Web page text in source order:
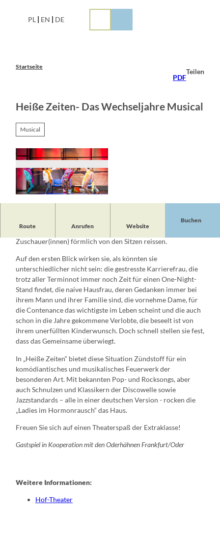
PL EN DE
Startseite
PDF
Teilen
Heiße Zeiten- Das Wechseljahre Musical
Musical
Route Anrufen Website
Buchen
Vier Damen werden in dieser Musical- Comedy die
Zuschauer(innen) förmlich von den Sitzen reissen.
Auf den ersten Blick wirken sie, als könnten sie
unterschiedlicher nicht sein: die gestresste Karrierefrau, die
trotz aller Terminnot immer noch Zeit für einen One-Night-
Stand findet, die naive Hausfrau, deren Gedanken immer bei
ihrem Mann und ihrer Familie sind, die vornehme Dame, für
die Contenance das wichtigste im Leben scheint und die auch
schon in die Jahre gekommene Verlobte, die beseelt ist von
ihrem unerfüllten Kinderwunsch. Doch schnell stellen sie fest,
dass das Gemeinsame überwiegt.
In „Heiße Zeiten“ bietet diese Situation Zündstoff für ein
komödiantisches und musikalisches Feuerwerk der
besonderen Art. Mit bekannten Pop- und Rocksongs, aber
auch Schnulzen und Klassikern der Discowelle sowie
Jazzstandards – alle in einer deutschen Version - rocken die
„Ladies im Hormonrausch“ das Haus.
Freuen Sie sich auf einen Theaterspaß der Extraklasse!
Gastspiel in Kooperation mit den Oderhähnen Frankfurt/Oder
Weitere Informationen:
Hof-Theater